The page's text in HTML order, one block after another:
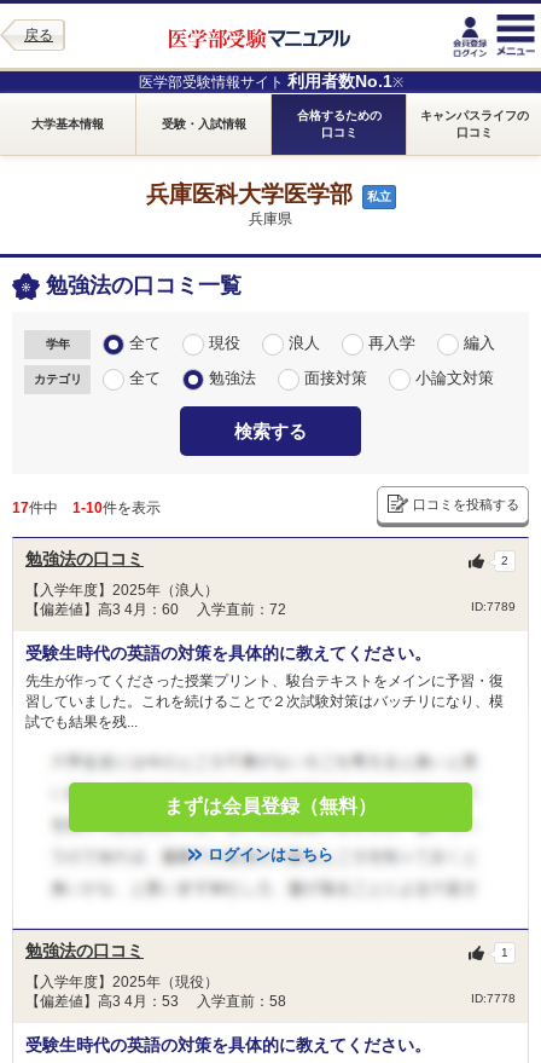
戻る
医学部受験情報サイト 利用者数No.1※
大学基本情報 受験・入試情報
合格するための
口コミ
キャンパスライフの
口コミ
兵庫医科大学医学部 私立
兵庫県
勉強法の口コミ一覧
学年 全て 現役 浪人 再入学 編入
カテゴリ 全て 勉強法 面接対策 小論文対策
検索する
17件中 1-10件を表示 口コミを投稿する
勉強法の口コミ
【入学年度】2025年（浪人）
【偏差値】高3 4月：60 入学直前：72
ID:7789
2
受験生時代の英語の対策を具体的に教えてください。
先生が作ってくださった授業プリント、駿台テキストをメインに予習・復
習していました。これを続けることで２次試験対策はバッチリになり、模
試でも結果を残...
まずは会員登録（無料）
ログインはこちら
勉強法の口コミ
【入学年度】2025年（現役）
【偏差値】高3 4月：53 入学直前：58
ID:7778
1
受験生時代の英語の対策を具体的に教えてください。